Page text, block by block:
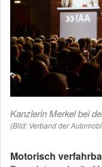
Kanzlerin Merkel bei
(Bild: Verband der
Motorisch